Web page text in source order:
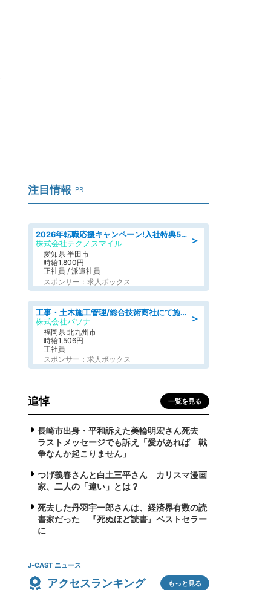
注目情報 PR
＞
2026年転職応援キャンペーン!入社特典58万円/デンソーで働こう!自動車工場で小型部品の検査業務 denso aichi
株式会社テクノスマイル
愛知県 半田市
時給1,800円
正社員 / 派遣社員
スポンサー：求人ボックス
＞
工事・土木施工管理/総合技術商社にて施工管理のお仕事/即日勤務可/車通勤可/工事・土木施工管理/生産・品質管理
株式会社パソナ
福岡県 北九州市
時給1,506円
正社員
スポンサー：求人ボックス
追悼 一覧を見る
長崎市出身・平和訴えた美輪明宏さん死去
ラストメッセージでも訴え「愛があれば 戦
争なんか起こりません」
つげ義春さんと白土三平さん カリスマ漫画
家、二人の「違い」とは？
死去した丹羽宇一郎さんは、経済界有数の読
書家だった 『死ぬほど読書』ベストセラー
に
J-CAST ニュース
アクセスランキング もっと見る